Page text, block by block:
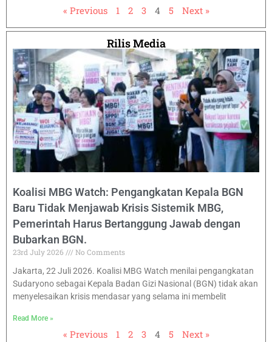
« Previous 1 2 3 4 5 Next »
Rilis Media
Koalisi MBG Watch: Pengangkatan Kepala BGN
Baru Tidak Menjawab Krisis Sistemik MBG,
Pemerintah Harus Bertanggung Jawab dengan
Bubarkan BGN.
23rd July 2026
No Comments
Jakarta, 22 Juli 2026. Koalisi MBG Watch menilai pengangkatan
Sudaryono sebagai Kepala Badan Gizi Nasional (BGN) tidak akan
menyelesaikan krisis mendasar yang selama ini membelit
Read More »
« Previous 1 2 3 4 5 Next »